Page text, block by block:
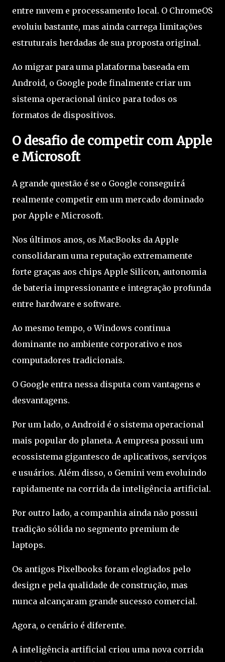
entre nuvem e processamento local. O ChromeOS
evoluiu bastante, mas ainda carrega limitações
estruturais herdadas de sua proposta original.
Ao migrar para uma plataforma baseada em
Android, o Google pode finalmente criar um
sistema operacional único para todos os
formatos de dispositivos.
O desafio de competir com Apple
e Microsoft
A grande questão é se o Google conseguirá
realmente competir em um mercado dominado
por Apple e Microsoft.
Nos últimos anos, os MacBooks da Apple
consolidaram uma reputação extremamente
forte graças aos chips Apple Silicon, autonomia
de bateria impressionante e integração profunda
entre hardware e software.
Ao mesmo tempo, o Windows continua
dominante no ambiente corporativo e nos
computadores tradicionais.
O Google entra nessa disputa com vantagens e
desvantagens.
Por um lado, o Android é o sistema operacional
mais popular do planeta. A empresa possui um
ecossistema gigantesco de aplicativos, serviços
e usuários. Além disso, o Gemini vem evoluindo
rapidamente na corrida da inteligência artificial.
Por outro lado, a companhia ainda não possui
tradição sólida no segmento premium de
laptops.
Os antigos Pixelbooks foram elogiados pelo
design e pela qualidade de construção, mas
nunca alcançaram grande sucesso comercial.
Agora, o cenário é diferente.
A inteligência artificial criou uma nova corrida